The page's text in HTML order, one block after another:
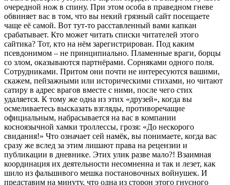
очередной нож в спину. При этом особа в праведном гневе
обвиняет вас в том, что вы некий грязный сайт посещаете
чаще её самой. Вот тут-то расставленный вами капкан
срабатывает. Кто может читать списки читателей этого
сайтика? Тот, кто на нём зарегистрирован. Под каким
псевдонимом – не принципиально. Пламенные враги, борцы
со злом, оказываются партнёрами. Сорняками одного поля.
Сотрудниками. Притом они почти не интересуются вашими,
скажем, пейзажными или историческими стихами, но читают
сатиру в адрес врагов вместе с ними, после чего стих
удаляется. К тому же одна из этих «друзей», когда вы
осмеливаетесь высказать взгляды, противоречащие
официальным, набрасывается на вас в компании
косноязычной хамки троллессы, грозя: «До нескорого
свидания!» Что означает сей намёк, вы понимаете, когда вас
сразу же вслед за этим лишают права на рецензии и
публикации в дневнике. Этих улик разве мало?! Взаимная
координация их деятельности несомненна и так и лезет, как
шило из фальшивого мешка постановочных войнушек. И
представим на минуту, что одна из сторон этого гнусного